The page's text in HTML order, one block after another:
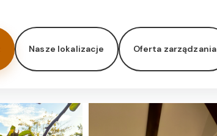
Nasze lokalizacje Oferta zarządzania